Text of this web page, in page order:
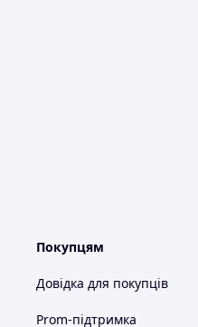
Покупцям
Довідка для покупців
Prom-підтримка